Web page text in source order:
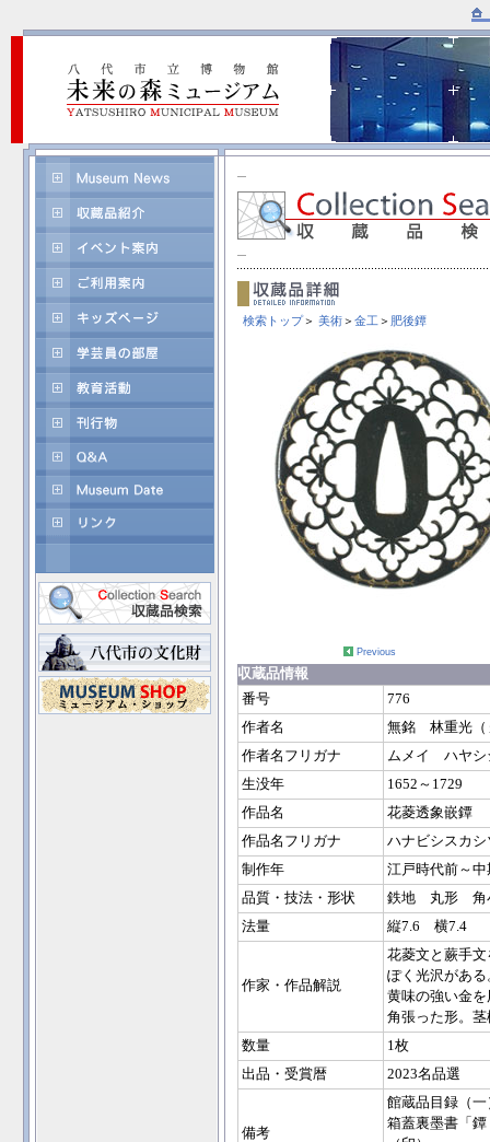
検索トップ＞ 美術＞ 金工 ＞ 肥後鐔
Previous
収蔵品情報
番号
776
作者名
無銘 林重光（
作者名フリガナ
ムメイ ハヤシ
生没年
1652～1729
作品名
花菱透象嵌鐔
作品名フリガナ
ハナビシスカ
制作年
江戸時代前～
品質・技法・形状
鉄地 丸形 角
法量
縦7.6 横7.4
作家・作品解説
花菱文と蕨手
ぽく光沢があ
黄味の強い金
角張った形。
数量
1枚
出品・受賞暦
2023名品選
備考
館蔵品目録（
箱蓋裏墨書「